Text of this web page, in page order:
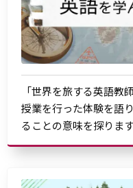
「世界を旅する英語教
授業を行った体験を語
ることの意味を探ります